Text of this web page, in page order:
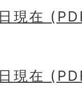
現在
現在